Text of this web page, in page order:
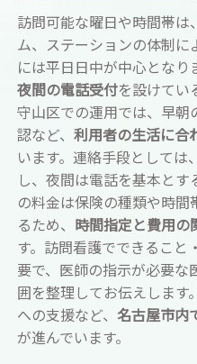
訪問可能な曜日や時間帯は
ム、ステーションの体制に
には平日日中が中心となり
夜間の電話受付を設けてい
守山区での運用では、早朝
認など、 利用者の生活に合
います。連絡手段としては
し、夜間は電話を基本と
の料金は保険の種類や時間
るため、 時間指定と費用の
す。訪問看護でできること
要で、医師の指示が必要な
囲を整理してお伝えします
への支援など、 名古屋市内
が進んでいます。